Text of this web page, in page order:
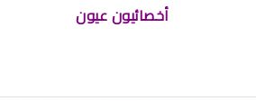
أخصائيون عيون